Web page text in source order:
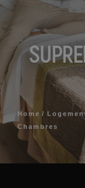
Home
Chambres